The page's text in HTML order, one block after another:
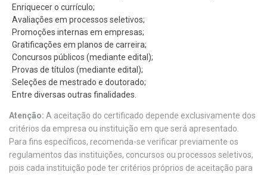
Enriquecer o currículo;
Avaliações em processos seletivos;
Promoções internas em empresas;
Gratificações em planos de carreira;
Concursos públicos (mediante edital);
Provas de títulos (mediante edital);
Seleções de mestrado e doutorado;
Entre diversas outras finalidades.
Atenção: A aceitação do certificado depende exclusivamente dos
critérios da empresa ou instituição em que será apresentado.
Para fins específicos, recomenda-se verificar previamente os
regulamentos das instituições, concursos ou processos seletivos,
pois cada instituição pode ter critérios próprios de aceitação para